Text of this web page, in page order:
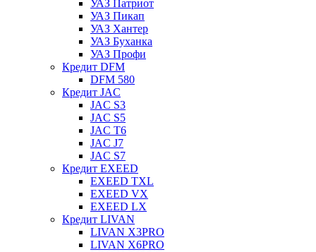
УАЗ Патриот
УАЗ Пикап
УАЗ Хантер
УАЗ Буханка
УАЗ Профи
Кредит DFM
DFM 580
Кредит JAC
JAC S3
JAC S5
JAC T6
JAC J7
JAC S7
Кредит EXEED
EXEED TXL
EXEED VX
EXEED LX
Кредит LIVAN
LIVAN X3PRO
LIVAN X6PRO